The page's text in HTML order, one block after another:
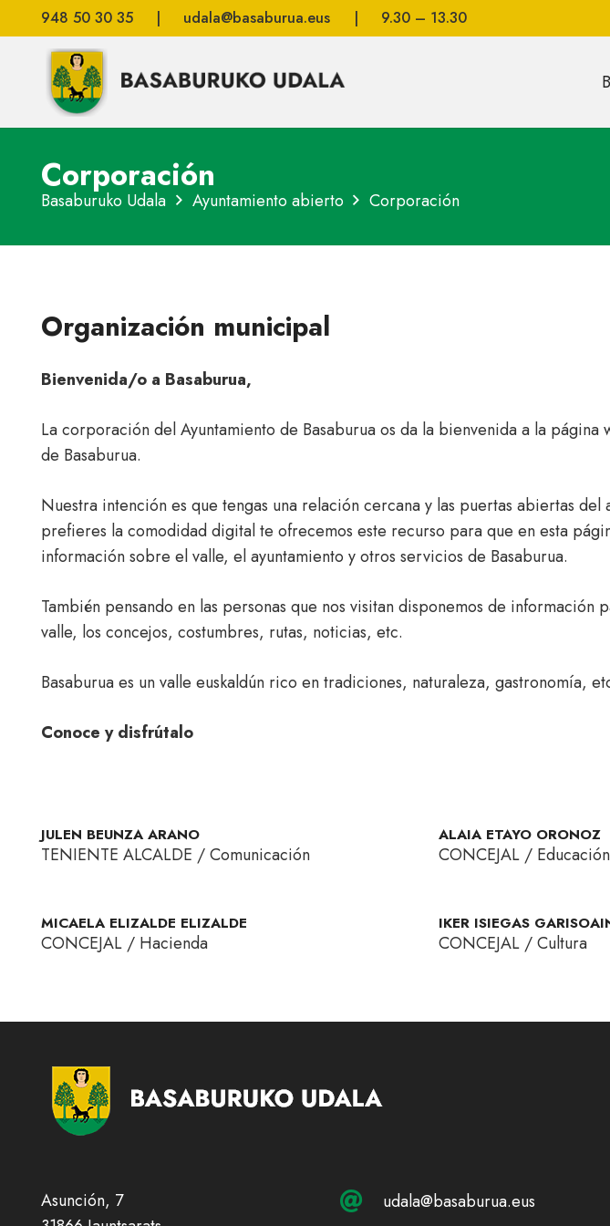
948 50 30 35 | udala@basaburua.eus | 9.30 – 13.30
Corporación
Basaburuko Udala Ayuntamiento abierto Corporación
Organización municipal
Bienvenida/o a Basaburua,
La corporación del Ayuntamiento de Basaburua os da la bienvenida a la página
de Basaburua.
Nuestra intención es que tengas una relación cercana y las puertas abiertas del
prefieres la comodidad digital te ofrecemos este recurso para que en esta
información sobre el valle, el ayuntamiento y otros servicios de Basaburua.
También pensando en las personas que nos visitan disponemos de información
valle, los concejos, costumbres, rutas, noticias, etc.
Basaburua es un valle euskaldún rico en tradiciones, naturaleza, gastronomía,
Conoce y disfrútalo
JULEN BEUNZA ARANO
TENIENTE ALCALDE / Comunicación
ALAIA ETAYO ORONOZ
CONCEJAL / Educación
MICAELA ELIZALDE ELIZALDE
CONCEJAL / Hacienda
IKER ISIEGAS
CONCEJAL / Cultura
Asunción, 7
udala@basaburua.eus